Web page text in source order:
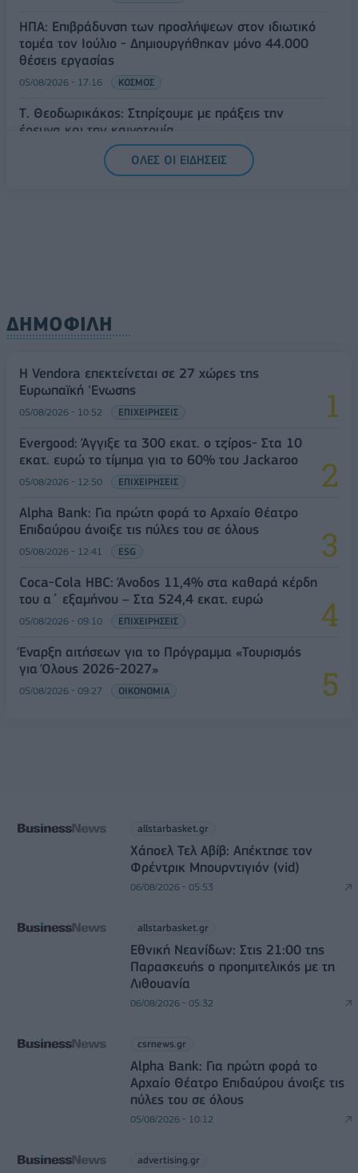
ΗΠΑ: Επιβράδυνση των προσλήψεων στον ιδιωτικό
τομέα τον Ιούλιο - Δημιουργήθηκαν μόνο 44.000
θέσεις εργασίας
05/08/2026 - 17:16 ΚΟΣΜΟΣ
Τ. Θεοδωρικάκος: Στηρίζουμε με πράξεις την
έρευνα και την καινοτομία
ΟΛΕΣ ΟΙ ΕΙΔΗΣΕΙΣ
ΔΗΜΟΦΙΛΗ
Η Vendora επεκτείνεται σε 27 χώρες της
Ευρωπαϊκή 'Ενωσης
05/08/2026 - 10:52 ΕΠΙΧΕΙΡΗΣΕΙΣ
Evergood: Άγγιξε τα 300 εκατ. ο τζίρος- Στα 10
εκατ. ευρώ το τίμημα για το 60% του Jackaroo
05/08/2026 - 12:50 ΕΠΙΧΕΙΡΗΣΕΙΣ
Alpha Bank: Για πρώτη φορά το Αρχαίο Θέατρο
Επιδαύρου άνοιξε τις πύλες του σε όλους
05/08/2026 - 12:41 ESG
Coca-Cola HBC: Άνοδος 11,4% στα καθαρά κέρδη
του α΄ εξαμήνου – Στα 524,4 εκατ. ευρώ
05/08/2026 - 09:10 ΕΠΙΧΕΙΡΗΣΕΙΣ
Έναρξη αιτήσεων για το Πρόγραμμα «Τουρισμός
για Όλους 2026-2027»
05/08/2026 - 09:27 ΟΙΚΟΝΟΜΙΑ
allstarbasket.gr
Χάποελ Τελ Αβίβ: Απέκτησε τον
Φρέντρικ Μπουρντιγιόν (vid)
06/08/2026 - 05:53
allstarbasket.gr
Εθνική Νεανίδων: Στις 21:00 της
Παρασκευής ο προημιτελικός με τη
Λιθουανία
06/08/2026 - 05:32
csrnews.gr
Alpha Bank: Για πρώτη φορά το
Αρχαίο Θέατρο Επιδαύρου άνοιξε τις
πύλες του σε όλους
05/08/2026 - 10:12
advertising.gr